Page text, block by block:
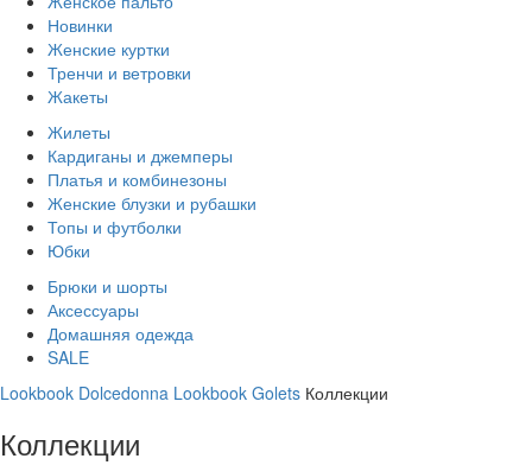
Новинки
Женские куртки
Тренчи и ветровки
Жакеты
Жилеты
Кардиганы и джемперы
Платья и комбинезоны
Женские блузки и рубашки
Топы и футболки
Юбки
Брюки и шорты
Аксессуары
Домашняя одежда
SALE
Lookbook Dolcedonna Lookbook Golets Коллекции
Коллекции